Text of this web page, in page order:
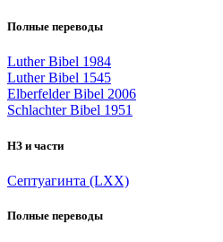
Полные переводы
Luther Bibel 1984
Luther Bibel 1545
Elberfelder Bibel 2006
Schlachter Bibel 1951
НЗ и части
Септуагинта (LXX)
Полные переводы